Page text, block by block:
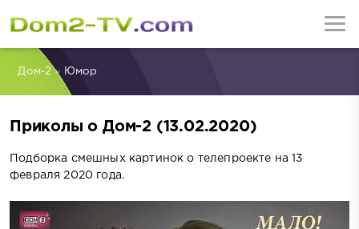
Дом-2» Юмор
Приколы о Дом-2 (13.02.2020)
Подборка смешных картинок о телепроекте на 13
февраля 2020 года.